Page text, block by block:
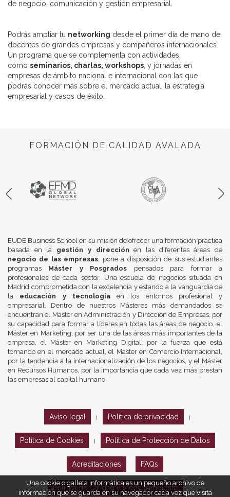
de negocio, comunicación y gestión empresarial.
Podrás ampliar tu networking desde el primer día de mano de
docentes de grandes empresas y compañeros internacionales.
Un programa que se complementa con actividades,
como seminarios, charlas, workshops , y jornadas en
empresas de ámbito nacional e internacional con las que
podrás conocer más sobre el mercado actual, la estrategia
empresarial y casos de éxito.
FORMACIÓN DE CALIDAD AVALADA
EUDE Business School en su misión de ofrecer una formación práctica
basada en la gestión y dirección en las diferentes áreas de
negocio de las empresas, pone a disposición de sus estudiantes
programas Máster y Posgrados pensados para formar a
profesionales de cada sector. Una escuela de negocios situada en
Madrid comprometida con la excelencia y estando a la vanguardia de
la educación y tecnologíaen los entornos profesional y
empresarial. Dentro de nuestros Másteres más demandados se
encuentran el Máster en Administración y Dirección de Empresas, por
su capacidad para formar a líderes en todas las áreas de negocio, el
Máster en Marketing, por ser una de las áreas más importantes de la
empresa, el Máster en Marketing Digital, por la fuerza que está
tomando en el mercado actual, el Máster en Comercio Internacional,
por la tendencia a la internacionalización de los negocios, y el Máster
en Recursos Humanos, por la importancia que cada vez más prestan
las empresas al capital humano.
Aviso legal Política de privacidad
Política de Cookies Política de Protección de Datos
Acreditaciones FAQs
Política de Calidad y Medio Ambiente
Una cookie o galleta informática es un pequeño archivo de
información que se guarda en su navegador cada vez que visita